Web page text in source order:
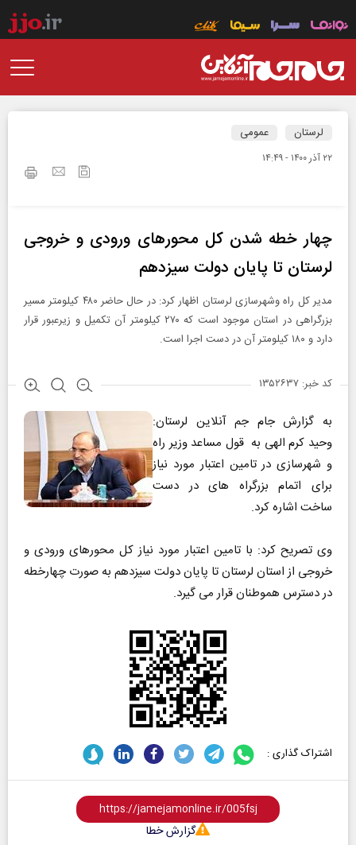
لرستان عمومی
۲۲ آذر ۱۴۰۰ - ۱۴:۴۹
چهار خطه شدن کل محورهای ورودی و خروجی
لرستان تا پایان دولت سیزدهم
مدیر کل راه وشهرسازی لرستان اظهار کرد: در حال حاضر ۴۸۰ کیلومتر مسیر
بزرگراهی در استان موجود است که ۲۷۰ کیلومتر آن تکمیل و زیرعبور قرار
دارد و ۱۸۰ کیلومتر آن در دست اجرا است.
کد خبر: ۱۳۵۲۶۳۷
به گزارش جام جم آنلاین لرستان:
وحید کرم الهی به قول مساعد وزیر راه
و شهرسازی در تامین اعتبار مورد نیاز
برای اتمام بزرگراه های در دست
ساخت اشاره کرد.
وی تصریح کرد: با تامین اعتبار مورد نیاز کل محورهای ورودی و
خروجی از استان لرستان تا پایان دولت سیزدهم به صورت چهارخطه
در دسترس هموطنان قرار می گیرد.
اشتراک گذاری :
گزارش خطا